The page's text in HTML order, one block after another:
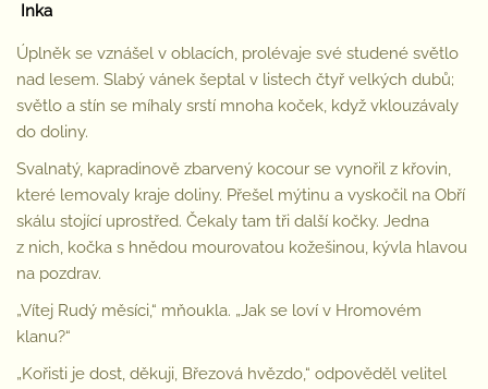
Inka
Úplněk se vznášel v oblacích, prolévaje své studené světlo
nad lesem. Slabý vánek šeptal v listech čtyř velkých dubů;
světlo a stín se míhaly srstí mnoha koček, když vklouzávaly
do doliny.
Svalnatý, kapradinově zbarvený kocour se vynořil z křovin,
které lemovaly kraje doliny. Přešel mýtinu a vyskočil na Obří
skálu stojící uprostřed. Čekaly tam tři další kočky. Jedna
z nich, kočka s hnědou mourovatou kožešinou, kývla hlavou
na pozdrav.
„Vítej Rudý měsíci,“ mňoukla. „Jak se loví v Hromovém
klanu?“
„Kořisti je dost, děkuji, Březová hvězdo,“ odpověděl velitel